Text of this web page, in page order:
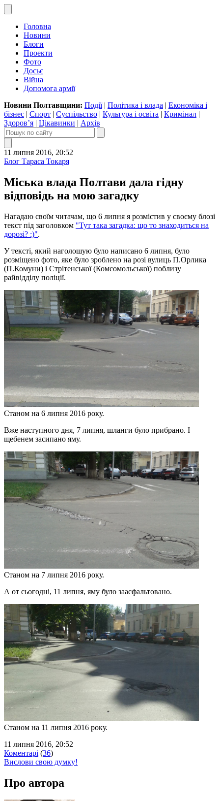
Головна
Новини
Блоги
Проекти
Фото
Досьє
Війна
Допомога армії
Новини Полтавщини: Події| Політика і влада | Економіка і
бізнес | Спорт | Суспільство | Культура і освіта | Кримінал |
Здоров’я | Цікавинки | Архів
11 липня 2016, 20:52
Блог Тараса Токаря
Міська влада Полтави дала гідну
відповідь на мою загадку
Нагадаю своїм читачам, що 6 липня я розмістив у своєму блозі
текст під заголовком "Тут така загадка: що то знаходиться на
дорозі? :)".
У тексті, який наголошую було написано 6 липня, було
розміщено фото, яке було зроблено на розі вулиць П.Орлика
(П.Комуни) і Стрітенської (Комсомольської) поблизу
райвідділу поліції.
Станом на 6 липня 2016 року.
Вже наступного дня, 7 липня, шланги було прибрано. І
щебенем засипано яму.
Станом на 7 липня 2016 року.
А от сьогодні, 11 липня, яму було заасфальтовано.
Станом на 11 липня 2016 року.
11 липня 2016, 20:52
Коментарі (36)
Вислови свою думку!
Про автора